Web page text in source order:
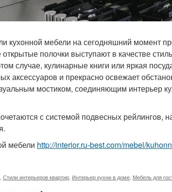
кухонной мебели на сегодняшний момент
полочки выступают в качестве
случае, кулинарные книги или яркая
аксессуаров и прекрасно освежает
мостиком, соединяющим интерьер
с системой подвесных рейлингов,
мебели http://interior.ru-best.com/mebel/
Стили интерьеров квартир Интерьер кухни в доме Мебель для